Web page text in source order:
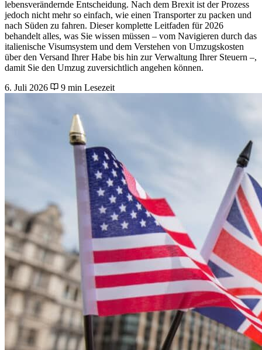
lebensverändernde Entscheidung. Nach dem Brexit ist der Prozess
jedoch nicht mehr so einfach, wie einen Transporter zu packen und
nach Süden zu fahren. Dieser komplette Leitfaden für 2026
behandelt alles, was Sie wissen müssen – vom Navigieren durch das
italienische Visumsystem und dem Verstehen von Umzugskosten
über den Versand Ihrer Habe bis hin zur Verwaltung Ihrer Steuern –,
damit Sie den Umzug zuversichtlich angehen können.
6. Juli 2026
9 min Lesezeit